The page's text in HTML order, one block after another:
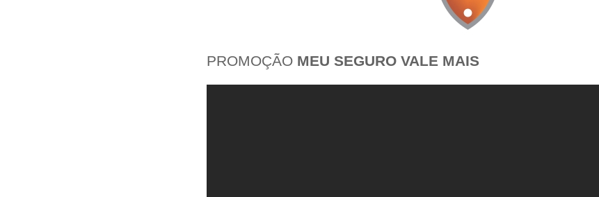
PROMOÇÃO MEU SEGURO VALE MAIS